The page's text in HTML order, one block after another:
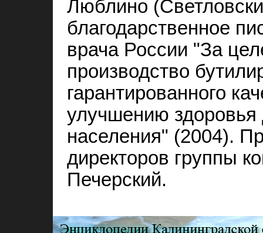
Люблино
благодарственное
врача России "За
производство
гарантированного
улучшению здоровья
населения" (2004).
директоров группы
Печерский.